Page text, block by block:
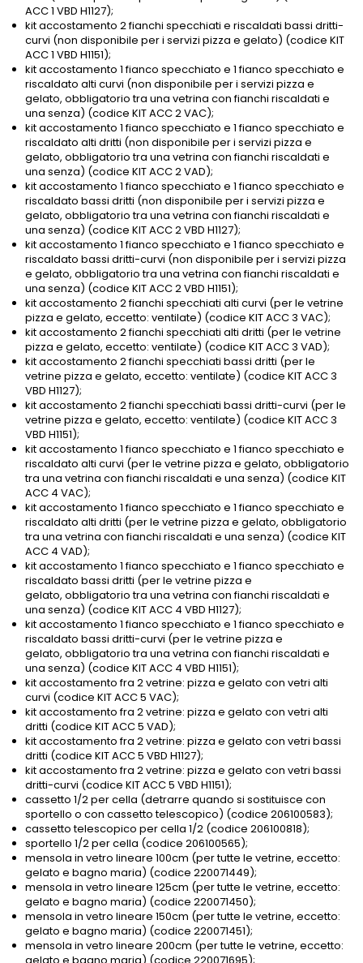
ACC 1 VBD H1127);
kit accostamento 2 fianchi specchiati e riscaldati bassi dritti-
curvi (non disponibile per i servizi pizza e gelato) (codice KIT
ACC 1 VBD H1151);
kit accostamento 1 fianco specchiato e 1 fianco specchiato e
riscaldato alti curvi (non disponibile per i servizi pizza e
gelato, obbligatorio tra una vetrina con fianchi riscaldati e
una senza) (codice KIT ACC 2 VAC);
kit accostamento 1 fianco specchiato e 1 fianco specchiato e
riscaldato alti dritti (non disponibile per i servizi pizza e
gelato, obbligatorio tra una vetrina con fianchi riscaldati e
una senza) (codice KIT ACC 2 VAD);
kit accostamento 1 fianco specchiato e 1 fianco specchiato e
riscaldato bassi dritti (non disponibile per i servizi pizza e
gelato, obbligatorio tra una vetrina con fianchi riscaldati e
una senza) (codice KIT ACC 2 VBD H1127);
kit accostamento 1 fianco specchiato e 1 fianco specchiato e
riscaldato bassi dritti-curvi (non disponibile per i servizi pizza
e gelato, obbligatorio tra una vetrina con fianchi riscaldati e
una senza) (codice KIT ACC 2 VBD H1151);
kit accostamento 2 fianchi specchiati alti curvi (per le vetrine
pizza e gelato, eccetto: ventilate) (codice KIT ACC 3 VAC);
kit accostamento 2 fianchi specchiati alti dritti (per le vetrine
pizza e gelato, eccetto: ventilate) (codice KIT ACC 3 VAD);
kit accostamento 2 fianchi specchiati bassi dritti (per le
vetrine pizza e gelato, eccetto: ventilate) (codice KIT ACC 3
VBD H1127);
kit accostamento 2 fianchi specchiati bassi dritti-curvi (per le
vetrine pizza e gelato, eccetto: ventilate) (codice KIT ACC 3
VBD H1151);
kit accostamento 1 fianco specchiato e 1 fianco specchiato e
riscaldato alti curvi (per le vetrine pizza e gelato, obbligatorio
tra una vetrina con fianchi riscaldati e una senza) (codice KIT
ACC 4 VAC);
kit accostamento 1 fianco specchiato e 1 fianco specchiato e
riscaldato alti dritti (per le vetrine pizza e gelato, obbligatorio
tra una vetrina con fianchi riscaldati e una senza) (codice KIT
ACC 4 VAD);
kit accostamento 1 fianco specchiato e 1 fianco specchiato e
riscaldato bassi dritti (per le vetrine pizza e
gelato, obbligatorio tra una vetrina con fianchi riscaldati e
una senza) (codice KIT ACC 4 VBD H1127);
kit accostamento 1 fianco specchiato e 1 fianco specchiato e
riscaldato bassi dritti-curvi (per le vetrine pizza e
gelato, obbligatorio tra una vetrina con fianchi riscaldati e
una senza) (codice KIT ACC 4 VBD H1151);
kit accostamento fra 2 vetrine: pizza e gelato con vetri alti
curvi (codice KIT ACC 5 VAC);
kit accostamento fra 2 vetrine: pizza e gelato con vetri alti
dritti (codice KIT ACC 5 VAD);
kit accostamento fra 2 vetrine: pizza e gelato con vetri bassi
dritti (codice KIT ACC 5 VBD H1127);
kit accostamento fra 2 vetrine: pizza e gelato con vetri bassi
dritti-curvi (codice KIT ACC 5 VBD H1151);
cassetto 1/2 per cella (detrarre quando si sostituisce con
sportello o con cassetto telescopico) (codice 206100583);
cassetto telescopico per cella 1/2 (codice 206100818);
sportello 1/2 per cella (codice 206100565);
mensola in vetro lineare 100cm (per tutte le vetrine, eccetto:
gelato e bagno maria) (codice 220071449);
mensola in vetro lineare 125cm (per tutte le vetrine, eccetto:
gelato e bagno maria) (codice 220071450);
mensola in vetro lineare 150cm (per tutte le vetrine, eccetto:
gelato e bagno maria) (codice 220071451);
mensola in vetro lineare 200cm (per tutte le vetrine, eccetto: